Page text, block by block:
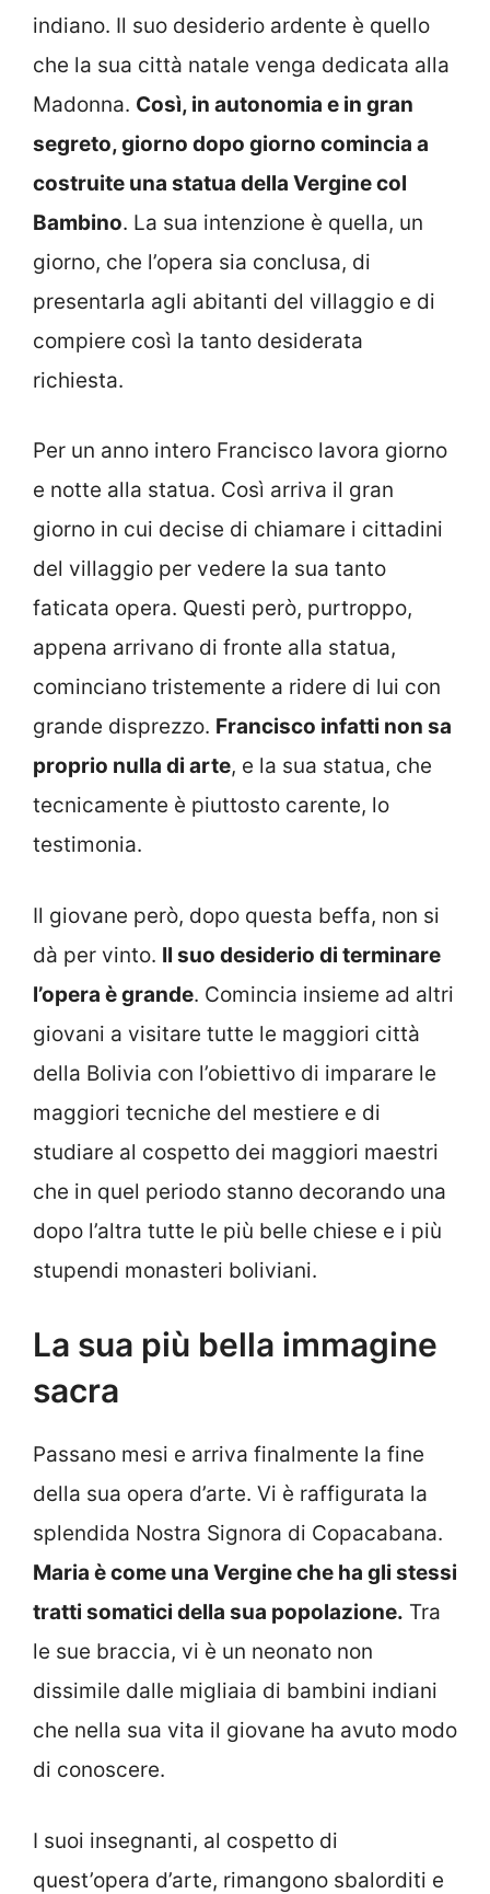
indiano. Il suo desiderio ardente è quello
che la sua città natale venga dedicata alla
Madonna. Così, in autonomia e in gran
segreto, giorno dopo giorno comincia a
costruite una statua della Vergine col
Bambino. La sua intenzione è quella, un
giorno, che l’opera sia conclusa, di
presentarla agli abitanti del villaggio e di
compiere così la tanto desiderata
richiesta.
Per un anno intero Francisco lavora giorno
e notte alla statua. Così arriva il gran
giorno in cui decise di chiamare i cittadini
del villaggio per vedere la sua tanto
faticata opera. Questi però, purtroppo,
appena arrivano di fronte alla statua,
cominciano tristemente a ridere di lui con
grande disprezzo. Francisco infatti non sa
proprio nulla di arte, e la sua statua, che
tecnicamente è piuttosto carente, lo
testimonia.
Il giovane però, dopo questa beffa, non si
dà per vinto. Il suo desiderio di terminare
l’opera è grande. Comincia insieme ad altri
giovani a visitare tutte le maggiori città
della Bolivia con l’obiettivo di imparare le
maggiori tecniche del mestiere e di
studiare al cospetto dei maggiori maestri
che in quel periodo stanno decorando una
dopo l’altra tutte le più belle chiese e i più
stupendi monasteri boliviani.
La sua più bella immagine
sacra
Passano mesi e arriva finalmente la fine
della sua opera d’arte. Vi è raffigurata la
splendida Nostra Signora di Copacabana.
Maria è come una Vergine che ha gli stessi
tratti somatici della sua popolazione. Tra
le sue braccia, vi è un neonato non
dissimile dalle migliaia di bambini indiani
che nella sua vita il giovane ha avuto modo
di conoscere.
I suoi insegnanti, al cospetto di
quest’opera d’arte, rimangono sbalorditi e